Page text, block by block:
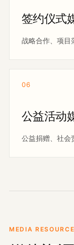
签约仪式
战略合作、项目
06
公益活动
公益捐赠、社会
MEDIA